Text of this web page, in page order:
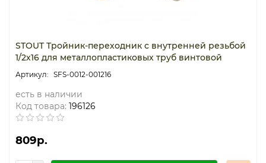
STOUT Тройник-переходник с внутренней резьбой
1/2х16 для металлопластиковых труб винтовой
SFS-0012-001216
есть в наличии
Код товара: 196126
809р.